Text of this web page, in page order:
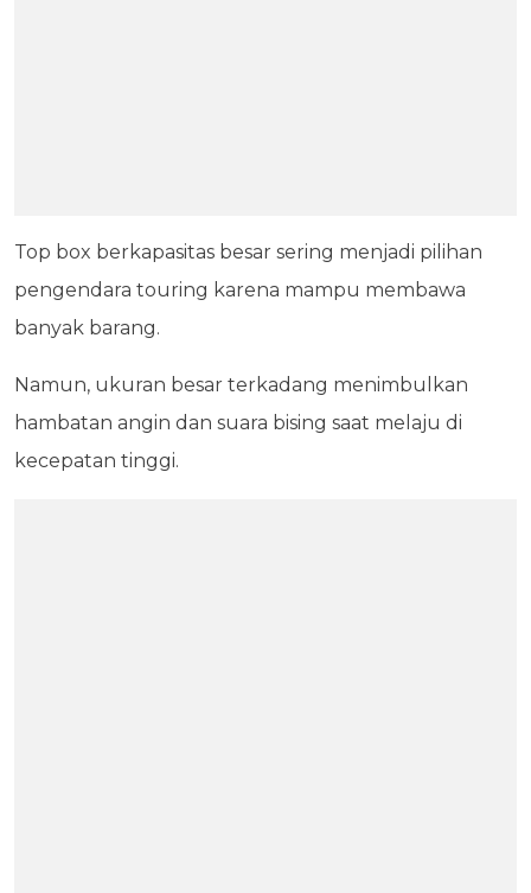
Top box berkapasitas besar sering menjadi pilihan
pengendara touring karena mampu membawa
banyak barang.
Namun, ukuran besar terkadang menimbulkan
hambatan angin dan suara bising saat melaju di
kecepatan tinggi.